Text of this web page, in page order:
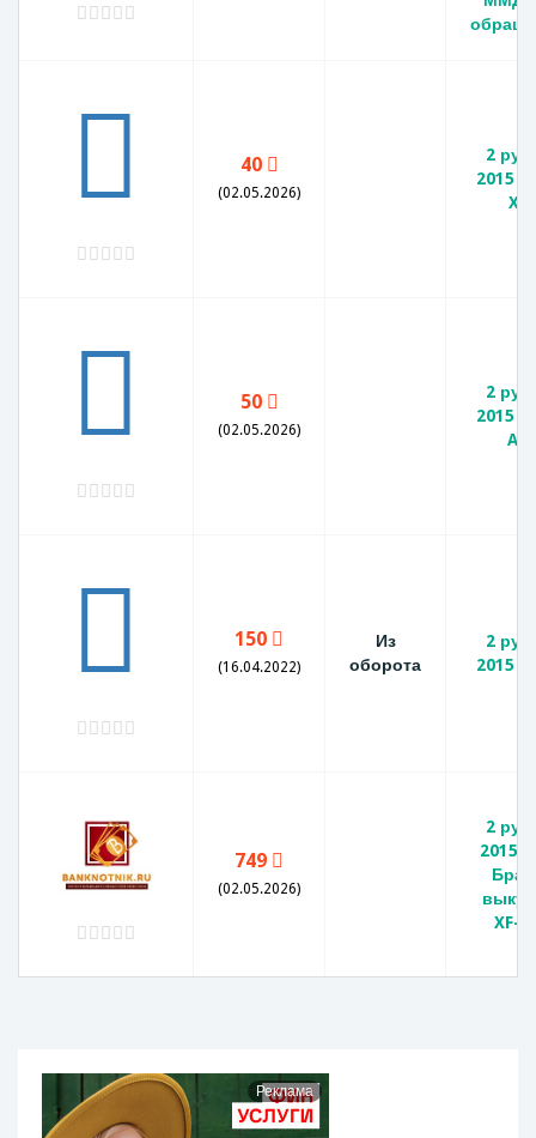
40
(02.05.2026)
2
2015
XF
50
(02.05.2026)
2
2015
AU
150
(16.04.2022)
Из
оборота
2
2015
749
(02.05.2026)
2
2015
XF-
Реклама